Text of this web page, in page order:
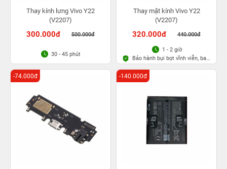
Thay kính lưng Vivo Y22
(V2207)
300.000đ 500.000đ
30 - 45 phút
Thay mặt kính Vivo Y22
(V2207)
320.000đ 440.000đ
1 - 2 giờ
Bảo hành bụi bọt vĩnh viễn, bao
rơi vỡ kính
-74.000đ -140.000đ